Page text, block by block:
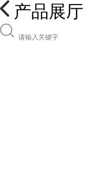
产品展厅